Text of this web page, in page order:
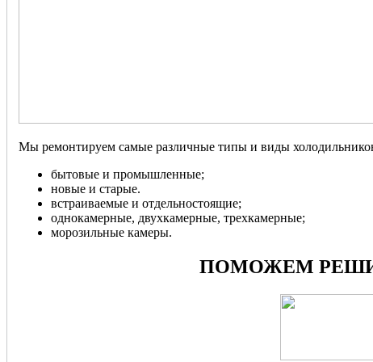
Мы ремонтируем самые различные типы и виды
бытовые и промышленные;
новые и старые.
встраиваемые и отдельностоящие;
однокамерные, двухкамерные, трехкамерные;
морозильные камеры.
ПОМОЖЕМ